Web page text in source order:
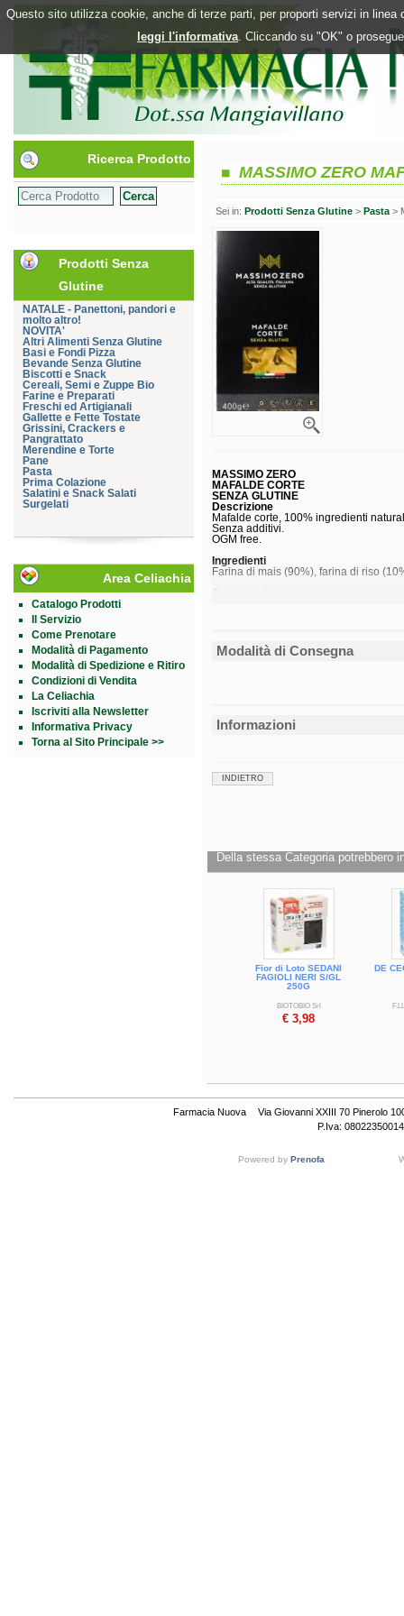
Questo sito utilizza cookie, anche di terze parti, per proporti servizi in
leggi l'informativa. Cliccando su "OK" o
Ricerca Prodotto
Prodotti Senza
Glutine
NATALE - Panettoni, pandori e
molto altro!
NOVITA'
Altri Alimenti Senza Glutine
Basi e Fondi Pizza
Bevande Senza Glutine
Biscotti e Snack
Cereali, Semi e Zuppe Bio
Farine e Preparati
Freschi ed Artigianali
Gallette e Fette Tostate
Grissini, Crackers e
Pangrattato
Merendine e Torte
Pane
Pasta
Prima Colazione
Salatini e Snack Salati
Surgelati
Area Celiachia
Catalogo Prodotti
Il Servizio
Come Prenotare
Modalità di Pagamento
Modalità di Spedizione e Ritiro
Condizioni di Vendita
La Celiachia
Iscriviti alla Newsletter
Informativa Privacy
Torna al Sito Principale >>
MASSIMO ZERO
Sei in: Prodotti Senza Glutine > Pasta >
MASSIMO ZERO
MAFALDE CORTE
SENZA GLUTINE
Descrizione
Mafalde corte, 100% ingredienti
Senza additivi.
OGM free.
Ingredienti
Farina di mais (90%), farina di riso
glutine
362 kcal
Grassi
1,4 g
Sale
Formato
Confezione da 400 g
Modalità di Consegna
Informazioni
INDIETRO
Della stessa Categoria potrebbero
Fior di Loto SEDANI
FAGIOLI NERI S/GL
250G
BIOTOBIO Srl
€ 3,98
DE
Farmacia Nuova
Via Giovanni XXIII 70 Pinerolo
P.Iva: 08022350014
Powered by Prenofa